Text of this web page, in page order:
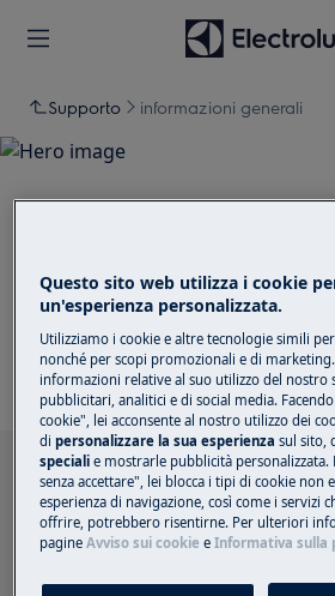
Supporto informazioni generali
Supporto per
generali
Cerca tra i nostri
Questo sito web utilizza i cookie
un'esperienza personalizzata.
Utilizziamo i cookie e altre tecnologie simili
nonché per scopi promozionali e di
informazioni relative al suo utilizzo del nostro
pubblicitari, analitici e di social media.
cookie", lei acconsente al nostro utilizzo dei
dipersonalizzare la sua esperienza sul sito,
speciali e mostrarle pubblicità personalizzata.
senza accettare", lei blocca i tipi di cookie non
esperienza di navigazione, così come i servizi
offrire, potrebbero risentirne. Per ulteriori
pagineAvviso sui cookie eInformativa sulla